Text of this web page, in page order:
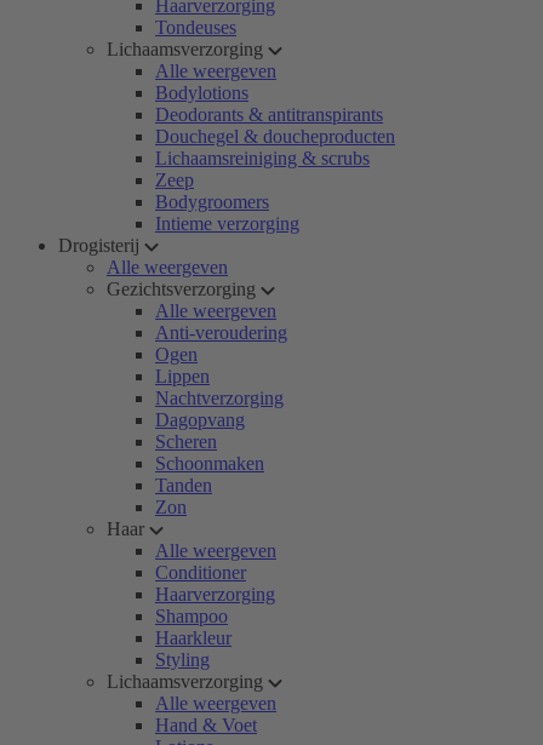
Haarverzorging
Tondeuses
Lichaamsverzorging
Alle weergeven
Bodylotions
Deodorants & antitranspirants
Douchegel & doucheproducten
Lichaamsreiniging & scrubs
Zeep
Bodygroomers
Intieme verzorging
Drogisterij
Alle weergeven
Gezichtsverzorging
Alle weergeven
Anti-veroudering
Ogen
Lippen
Nachtverzorging
Dagopvang
Scheren
Schoonmaken
Tanden
Zon
Haar
Alle weergeven
Conditioner
Haarverzorging
Shampoo
Haarkleur
Styling
Lichaamsverzorging
Alle weergeven
Hand & Voet